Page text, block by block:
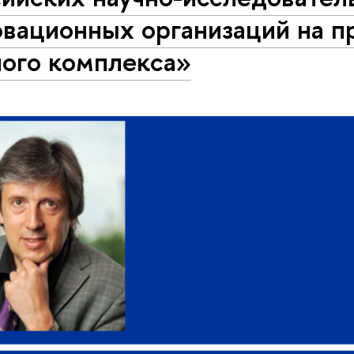
организаций на
комплекса»